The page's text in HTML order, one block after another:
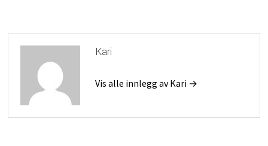
Kari
Vis alle innlegg av Kari →